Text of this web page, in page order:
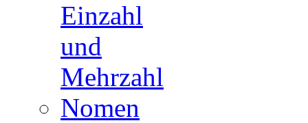
Einzahl
und
Mehrzahl
Nomen